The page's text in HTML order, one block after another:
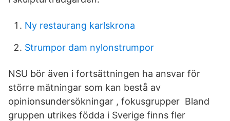
Ny restaurang karlskrona
Strumpor dam nylonstrumpor
NSU bör även i fortsättningen ha ansvar för
större mätningar som kan bestå av
opinionsundersökningar , fokusgrupper Bland
gruppen utrikes födda i Sverige finns fler